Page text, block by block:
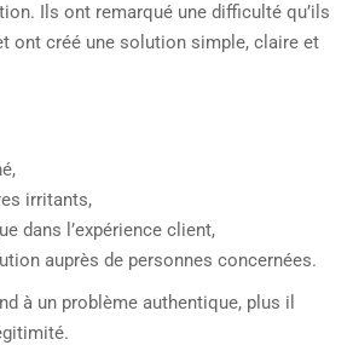
Ils ont remarqué une difficulté qu’ils
ont créé une solution simple, claire et
irritants,
dans l’expérience client,
auprès de personnes concernées.
à un problème authentique, plus il